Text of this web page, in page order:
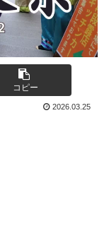
コピー
2026.03.25